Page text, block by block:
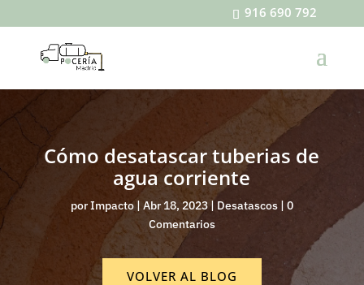
916 690 792
Cómo desatascar tuberias de
agua corriente
porImpacto| Abr 18, 2023| Desatascos| 0
Comentarios
VOLVER AL BLOG